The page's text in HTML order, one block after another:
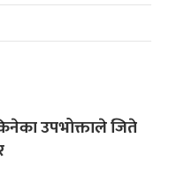
उपभोक्ताले जिते